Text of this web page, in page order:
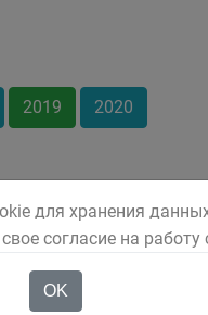
2019 2020
Ноябрь
для хранения
согласие на
OK